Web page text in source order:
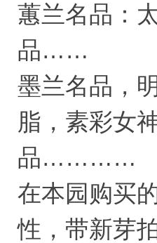
蕙兰名品：
品……
墨兰名品，
脂，素彩女
品…………
在本园购买
性，带新芽